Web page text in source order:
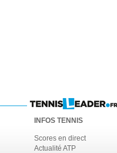
INFOS TENNIS
Scores en direct
Actualité ATP